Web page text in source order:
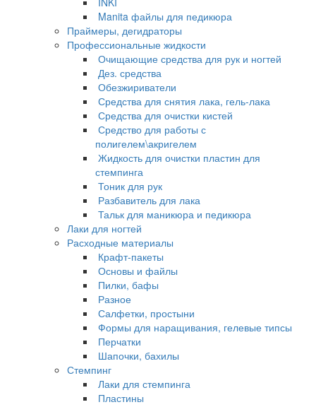
Manita файлы для педикюра
Праймеры, дегидраторы
Профессиональные жидкости
Очищающие средства для рук и ногтей
Дез. средства
Обезжириватели
Средства для снятия лака, гель-лака
Средства для очистки кистей
Средство для работы с
полигелем\акригелем
Жидкость для очистки пластин для
стемпинга
Тоник для рук
Разбавитель для лака
Тальк для маникюра и педикюра
Лаки для ногтей
Расходные материалы
Крафт-пакеты
Основы и файлы
Пилки, бафы
Разное
Салфетки, простыни
Формы для наращивания, гелевые типсы
Перчатки
Шапочки, бахилы
Стемпинг
Лаки для стемпинга
Пластины